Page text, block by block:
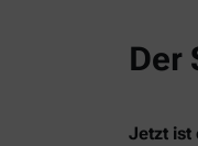
Der
Jetzt ist